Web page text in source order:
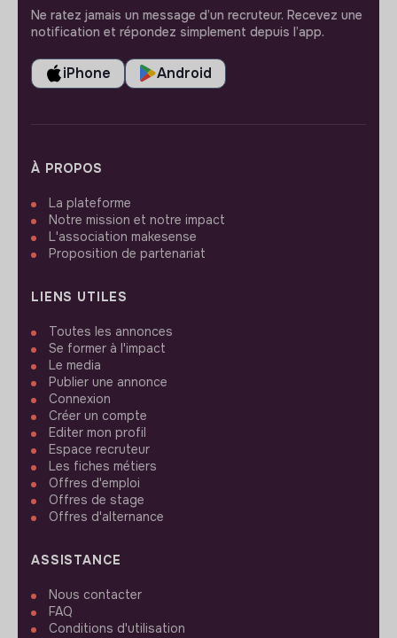
Ne ratez jamais un message d’un recruteur. Recevez une
notification et répondez simplement depuis l’app.
iPhone Android
À PROPOS
La plateforme
Notre mission et notre impact
L'association makesense
Proposition de partenariat
LIENS UTILES
Toutes les annonces
Se former à l'impact
Le media
Publier une annonce
Connexion
Créer un compte
Editer mon profil
Espace recruteur
Les fiches métiers
Offres d'emploi
Offres de stage
Offres d'alternance
ASSISTANCE
Nous contacter
FAQ
Conditions d'utilisation